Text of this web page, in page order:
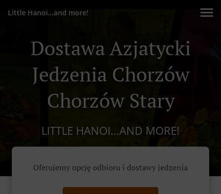
Little Hanoi...and more!
Dostawa Azjatycki
Jedzenia Chorzów
Chorzów Stary
LITTLE HANOI...AND MORE!
Oferujemy opcję odbioru i dostawy jedzenia